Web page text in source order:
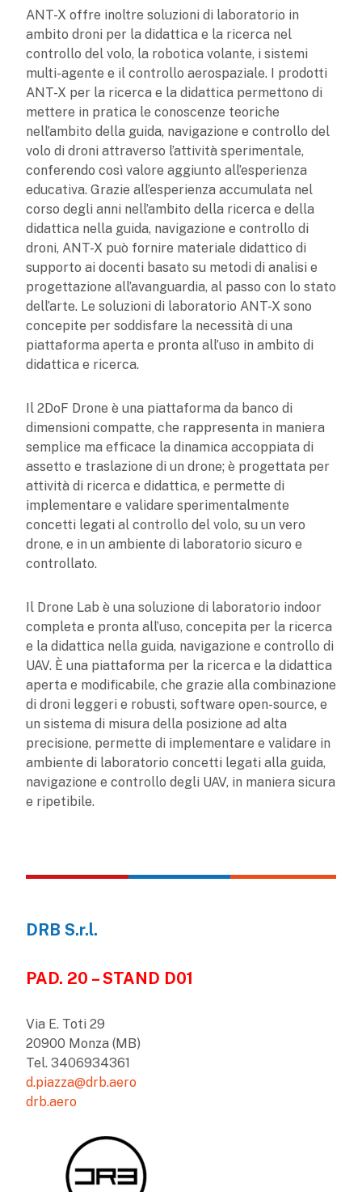
ANT-X offre inoltre soluzioni di laboratorio in
ambito droni per la didattica e la ricerca nel
controllo del volo, la robotica volante, i sistemi
multi-agente e il controllo aerospaziale. I prodotti
ANT-X per la ricerca e la didattica permettono di
mettere in pratica le conoscenze teoriche
nell’ambito della guida, navigazione e controllo del
volo di droni attraverso l’attività sperimentale,
conferendo così valore aggiunto all’esperienza
educativa. Grazie all’esperienza accumulata nel
corso degli anni nell’ambito della ricerca e della
didattica nella guida, navigazione e controllo di
droni, ANT-X può fornire materiale didattico di
supporto ai docenti basato su metodi di analisi e
progettazione all’avanguardia, al passo con lo stato
dell’arte. Le soluzioni di laboratorio ANT-X sono
concepite per soddisfare la necessità di una
piattaforma aperta e pronta all’uso in ambito di
didattica e ricerca.
Il 2DoF Drone è una piattaforma da banco di
dimensioni compatte, che rappresenta in maniera
semplice ma efficace la dinamica accoppiata di
assetto e traslazione di un drone; è progettata per
attività di ricerca e didattica, e permette di
implementare e validare sperimentalmente
concetti legati al controllo del volo, su un vero
drone, e in un ambiente di laboratorio sicuro e
controllato.
Il Drone Lab è una soluzione di laboratorio indoor
completa e pronta all’uso, concepita per la ricerca
e la didattica nella guida, navigazione e controllo di
UAV. È una piattaforma per la ricerca e la didattica
aperta e modificabile, che grazie alla combinazione
di droni leggeri e robusti, software open-source, e
un sistema di misura della posizione ad alta
precisione, permette di implementare e validare in
ambiente di laboratorio concetti legati alla guida,
navigazione e controllo degli UAV, in maniera sicura
e ripetibile.
DRB S.r.l.
PAD. 20 – STAND D01
Via E. Toti 29
20900 Monza (MB)
Tel. 3406934361
d.piazza@drb.aero
drb.aero